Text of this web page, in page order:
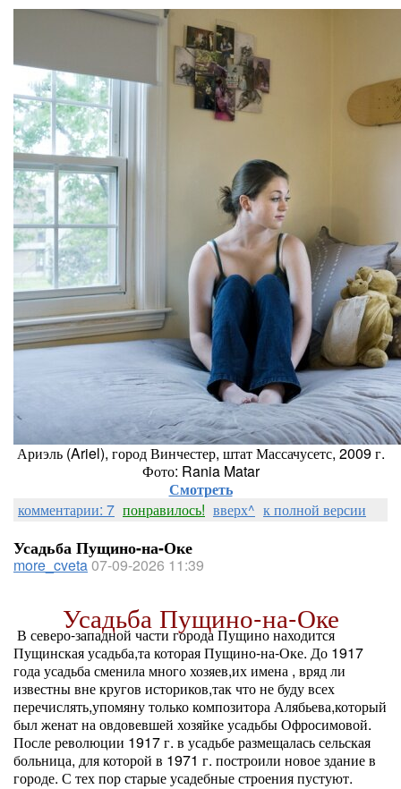
Ариэль (Ariel), город Винчестер, штат Массачусетс, 2009 г.
Фото: Rania Matar
Смотреть
комментарии: 7 понравилось! вверх^ к полной версии
Усадьба Пущино-на-Оке
more_cveta07-09-2026 11:39
Усадьба Пущино-на-Оке
В северо-западной части города Пущино находится
Пущинская усадьба,та которая Пущино-на-Оке. До 1917
года усадьба сменила много хозяев,их имена , вряд ли
известны вне кругов историков,так что не буду всех
перечислять,упомяну только композитора Алябьева,который
был женат на овдовевшей хозяйке усадьбы Офросимовой.
После революции 1917 г. в усадьбе размещалась сельская
больница, для которой в 1971 г. построили новое здание в
городе. С тех пор старые усадебные строения пустуют.